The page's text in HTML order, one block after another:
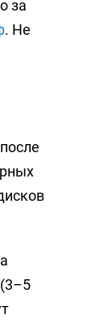
. Не